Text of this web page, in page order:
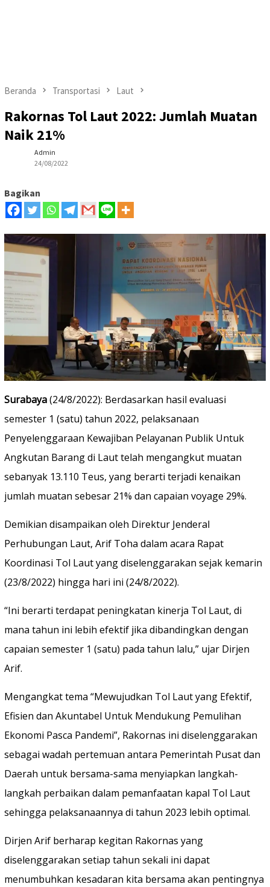
Beranda Transportasi Laut
Rakornas Tol Laut 2022: Jumlah Muatan
Naik 21%
Admin
24/08/2022
Bagikan
Surabaya(24/8/2022): Berdasarkan hasil evaluasi
semester 1 (satu) tahun 2022, pelaksanaan
Penyelenggaraan Kewajiban Pelayanan Publik Untuk
Angkutan Barang di Laut telah mengangkut muatan
sebanyak 13.110 Teus, yang berarti terjadi kenaikan
jumlah muatan sebesar 21% dan capaian voyage 29%.
Demikian disampaikan oleh Direktur Jenderal
Perhubungan Laut, Arif Toha dalam acara Rapat
Koordinasi Tol Laut yang diselenggarakan sejak kemarin
(23/8/2022) hingga hari ini (24/8/2022).
“Ini berarti terdapat peningkatan kinerja Tol Laut, di
mana tahun ini lebih efektif jika dibandingkan dengan
capaian semester 1 (satu) pada tahun lalu,” ujar Dirjen
Arif.
Mengangkat tema “Mewujudkan Tol Laut yang Efektif,
Efisien dan Akuntabel Untuk Mendukung Pemulihan
Ekonomi Pasca Pandemi”, Rakornas ini diselenggarakan
sebagai wadah pertemuan antara Pemerintah Pusat dan
Daerah untuk bersama-sama menyiapkan langkah-
langkah perbaikan dalam pemanfaatan kapal Tol Laut
sehingga pelaksanaannya di tahun 2023 lebih optimal.
Dirjen Arif berharap kegitan Rakornas yang
diselenggarakan setiap tahun sekali ini dapat
menumbuhkan kesadaran kita bersama akan pentingnya